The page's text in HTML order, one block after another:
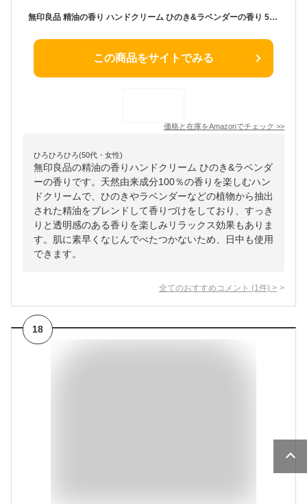
無印良品 精油の香り ハンドクリーム ひのき&ラベンダーの香り 50g OAR68A4A
この商品をサイトでみる
価格と在庫をAmazonでチェック >>
ひろひろひろ(50代・女性)
無印良品の精油の香りハンドクリーム ひのき&ラベンダ
ーの香りです。天然由来成分100％の香りを楽しむハン
ドクリームで、ひのきやラベンダーなどの植物から抽出
された精油をブレンドして香りづけをしており、すっき
りと透明感のある香りを楽しみリラックス効果もありま
す。肌に素早くなじんでべたつかないため、日中も使用
できます。
全てのおすすめコメント (1 件) >
18